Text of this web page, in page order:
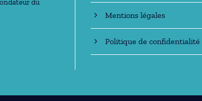
du
Mentions légales
Politique de confidentialité